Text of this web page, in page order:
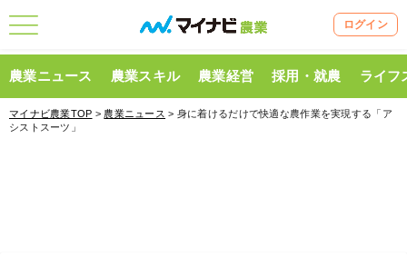
ログイン
農業ニュース 農業スキル 農業経営 採用・就農 ライフ
マイナビ農業TOP > 農業ニュース > 身に着けるだけで快適な農作業を実現する「ア
シストスーツ」